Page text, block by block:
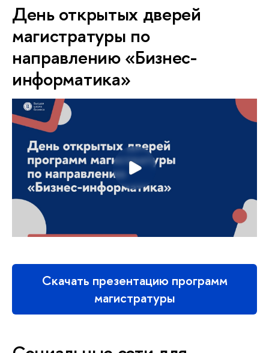
День открытых дверей
магистратуры по
направлению «Бизнес-
информатика»
Скачать презентацию программ
магистратуры